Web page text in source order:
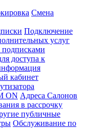
Смена
Подключение
услуг
доступа к
кабинет
ON Адреса Салонов
в рассрочку
публичные
Обслуживание по